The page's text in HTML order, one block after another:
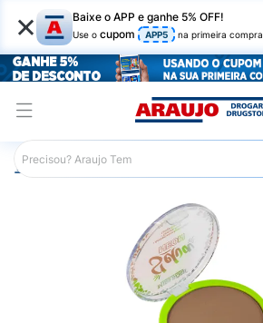
× Baixe o APP e ganhe 5% OFF!
Use o cupom APP5 na primeira compra
Araujo Maquiagem